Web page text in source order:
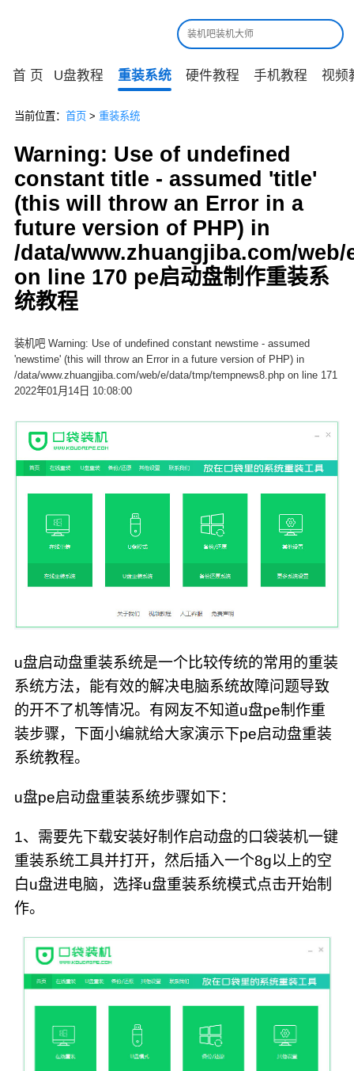
首 页 U盘教程 重装系统 硬件教程 手机教程 视频
当前位置： 首页 > 重装系统
Warning: Use of undefined
constant title - assumed 'title'
(this will throw an Error in a
future version of PHP) in
/data/www.zhuangjiba.com/
on line 170 pe启动盘制作重装系
统教程
装机吧 Warning: Use of undefined constant newstime - assumed
'newstime' (this will throw an Error in a future version of PHP) in
/data/www.zhuangjiba.com/web/e/data/tmp/tempnews8.php on line 171
2022年01月14日 10:08:00
u盘启动盘重装系统是一个比较传统的常用的重装
系统方法，能有效的解决电脑系统故障问题导致
的开不了机等情况。有网友不知道u盘pe制作重
装步骤，下面小编就给大家演示下pe启动盘重装
系统教程。
u盘pe启动盘重装系统步骤如下：
1、需要先下载安装好制作启动盘的口袋装机一键
重装系统工具并打开，然后插入一个8g以上的空
白u盘进电脑，选择u盘重装系统模式点击开始制
作。